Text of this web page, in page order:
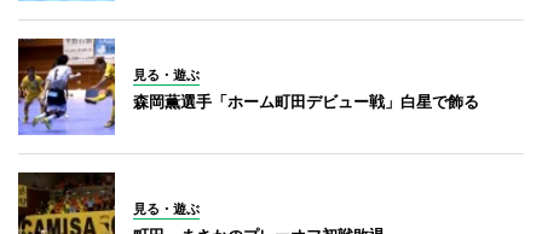
見る・遊ぶ
森岡薫選手「ホーム町田デビュー戦」白星で飾る
見る・遊ぶ